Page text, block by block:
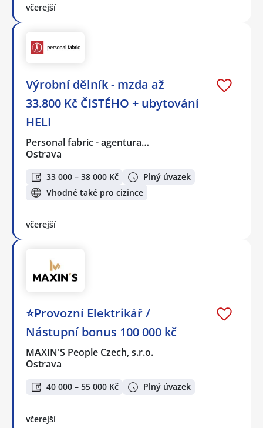
včerejší
Výrobní dělník - mzda až
33.800 Kč ČISTÉHO + ubytování
HELI
Personal fabric - agentura…
Ostrava
33 000 – 38 000 Kč
Plný úvazek
Vhodné také pro cizince
včerejší
⭐Provozní Elektrikář /
Nástupní bonus 100 000 kč
MAXIN'S People Czech, s.r.o.
Ostrava
40 000 – 55 000 Kč Plný úvazek
včerejší